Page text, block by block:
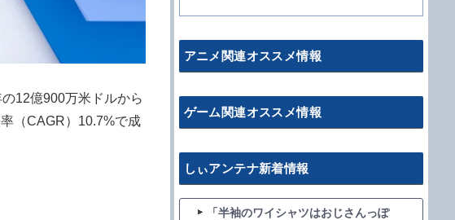
12億900万米ドルから
（CAGR）10.7%で成
アニメ関連オススメ情報
ゲーム関連オススメ情報
しぃアンテナ新着情報
「半袖のワイシャツはおじさんっぽ